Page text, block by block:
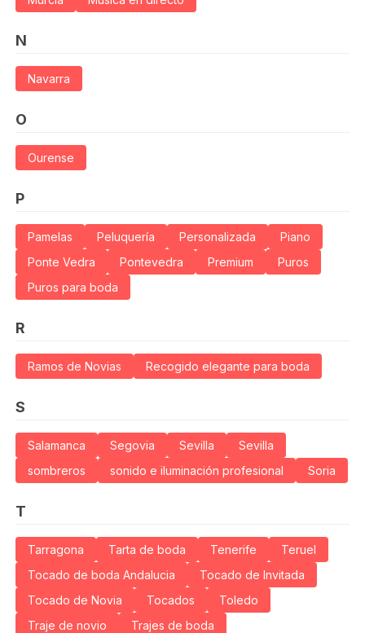
N
Navarra
O
Ourense
P
Pamelas Peluquería Personalizada
Piano
Ponte Vedra
Pontevedra Premium
Puros
Puros para boda
R
Ramos de Novias Recogido elegante para boda
S
Salamanca Segovia Sevilla
Sevilla
sombreros
sonido e iluminación profesional Soria
T
Tarragona Tarta de boda Tenerife
Teruel
Tocado de boda Andalucia
Tocado de Invitada
Tocado de Novia
Tocados
Toledo
Traje de novio
Trajes de boda